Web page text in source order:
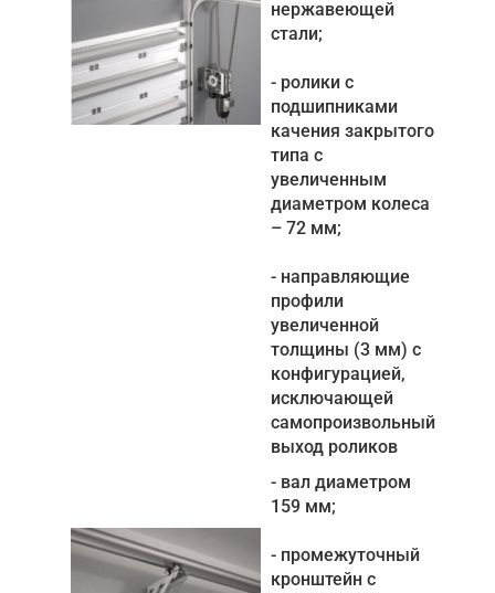
нержавеющей
стали;
- ролики с
подшипниками
качения закрытого
типа с
увеличенным
диаметром колеса
– 72 мм;
- направляющие
профили
увеличенной
толщины (3 мм) с
конфигурацией,
исключающей
самопроизвольный
выход роликов
- вал диаметром
159 мм;
- промежуточный
кронштейн с